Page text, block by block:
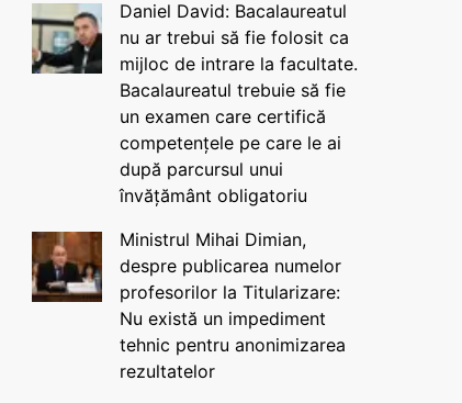
Daniel David: Bacalaureatul
nu ar trebui să fie folosit ca
mijloc de intrare la facultate.
Bacalaureatul trebuie să fie
un examen care certifică
competențele pe care le ai
după parcursul unui
învățământ obligatoriu
Ministrul Mihai Dimian,
despre publicarea numelor
profesorilor la Titularizare:
Nu există un impediment
tehnic pentru anonimizarea
rezultatelor